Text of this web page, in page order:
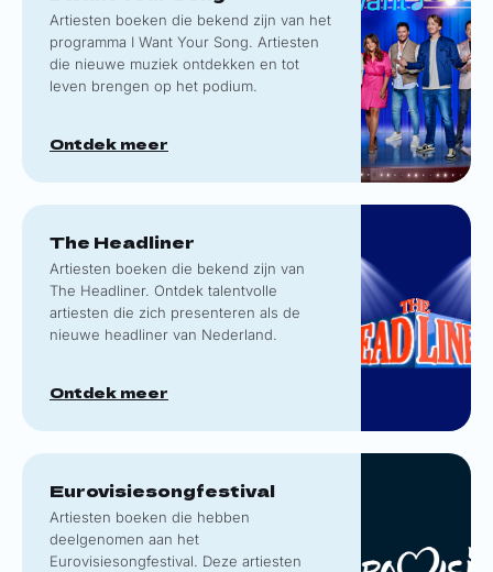
Artiesten boeken die bekend zijn van het
programma I Want Your Song. Artiesten
die nieuwe muziek ontdekken en tot
leven brengen op het podium.
Ontdek meer
The Headliner
Artiesten boeken die bekend zijn van
The Headliner. Ontdek talentvolle
artiesten die zich presenteren als de
nieuwe headliner van Nederland.
Ontdek meer
Eurovisiesongfestival
Artiesten boeken die hebben
deelgenomen aan het
Eurovisiesongfestival. Deze artiesten